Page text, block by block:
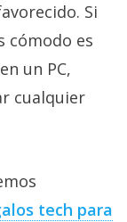
Si
cómodo es
un PC,
cualquier
tech para